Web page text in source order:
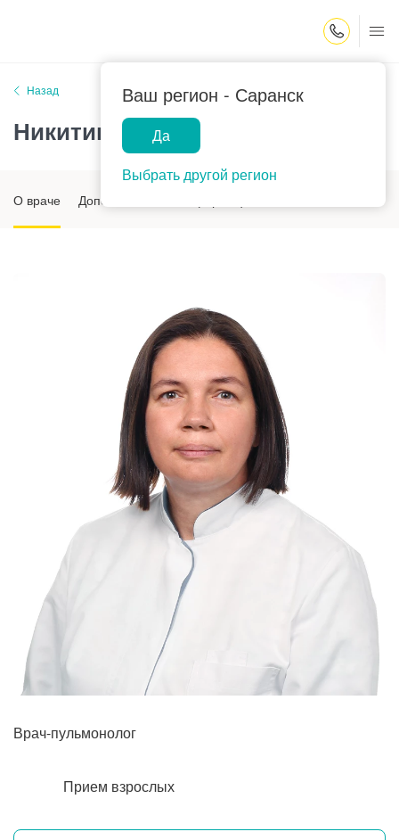
Ваш регион - Саранск
Да
Выбрать другой регион
Назад
Никитина Елена Александровна
О враче Дополнительная информация
Врач-пульмонолог
Прием взрослых